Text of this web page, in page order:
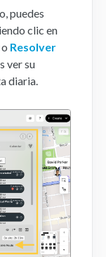
puedes
clic en
o Resolver
ver su
diaria.